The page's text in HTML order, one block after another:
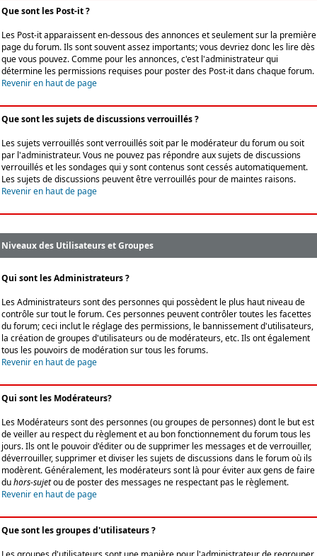
Que sont les Post-it ?
Les Post-it apparaissent en-dessous des annonces et seulement sur la première
page du forum. Ils sont souvent assez importants; vous devriez donc les lire dès
que vous pouvez. Comme pour les annonces, c'est l'administrateur qui
détermine les permissions requises pour poster des Post-it dans chaque forum.
Revenir en haut de page
Que sont les sujets de discussions verrouillés ?
Les sujets verrouillés sont verrouillés soit par le modérateur du forum ou soit
par l'administrateur. Vous ne pouvez pas répondre aux sujets de discussions
verrouillés et les sondages qui y sont contenus sont cessés automatiquement.
Les sujets de discussions peuvent être verrouillés pour de maintes raisons.
Revenir en haut de page
Niveaux des Utilisateurs et Groupes
Qui sont les Administrateurs ?
Les Administrateurs sont des personnes qui possèdent le plus haut niveau de
contrôle sur tout le forum. Ces personnes peuvent contrôler toutes les facettes
du forum; ceci inclut le réglage des permissions, le bannissement d'utilisateurs,
la création de groupes d'utilisateurs ou de modérateurs, etc. Ils ont également
tous les pouvoirs de modération sur tous les forums.
Revenir en haut de page
Qui sont les Modérateurs?
Les Modérateurs sont des personnes (ou groupes de personnes) dont le but est
de veiller au respect du règlement et au bon fonctionnement du forum tous les
jours. Ils ont le pouvoir d'éditer ou de supprimer les messages et de verrouiller,
déverrouiller, supprimer et diviser les sujets de discussions dans le forum où ils
modèrent. Généralement, les modérateurs sont là pour éviter aux gens de faire
duhors-sujetou de poster des messages ne respectant pas le règlement.
Revenir en haut de page
Que sont les groupes d'utilisateurs ?